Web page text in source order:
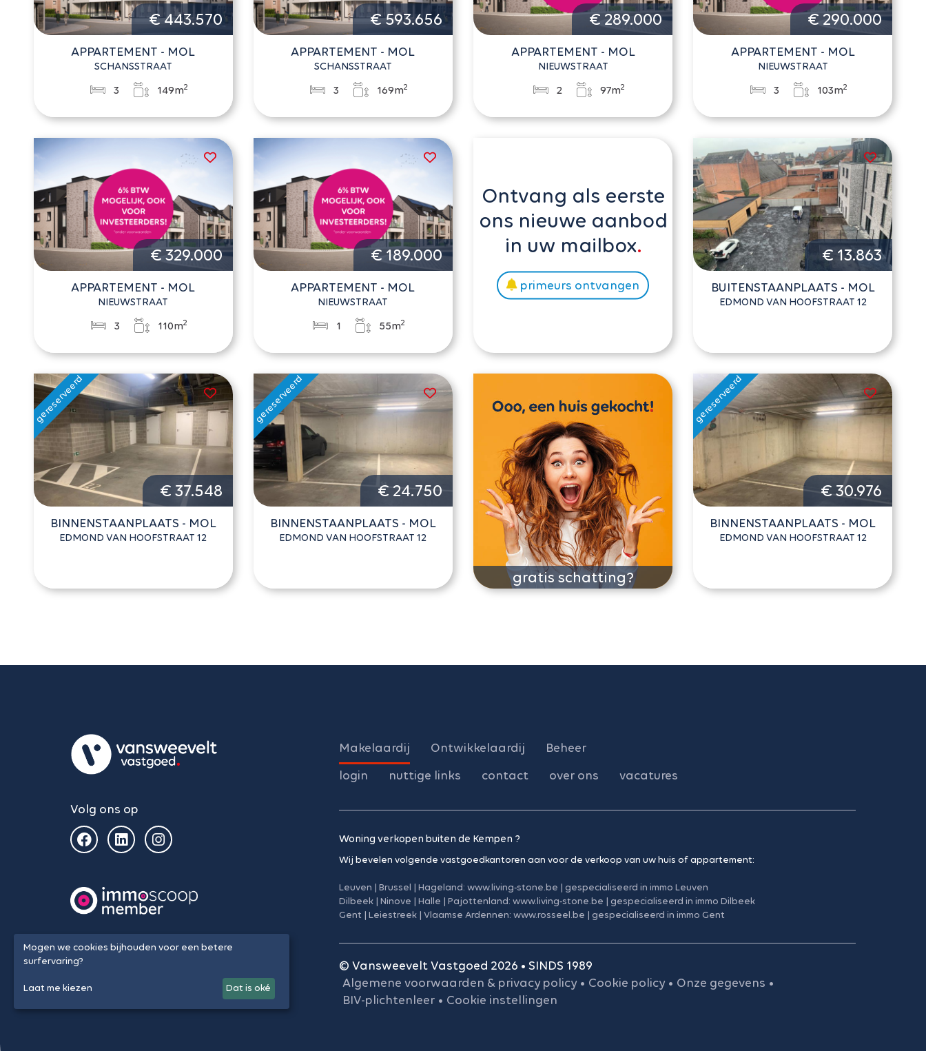
€ 443.570
APPARTEMENT - MOL
SCHANSSTRAAT
3 149m2
€ 593.656
APPARTEMENT - MOL
SCHANSSTRAAT
3 169m2
€ 289.000
APPARTEMENT - MOL
NIEUWSTRAAT
2 97m2
€ 290.000
APPARTEMENT - MOL
NIEUWSTRAAT
3 103m2
€ 329.000
APPARTEMENT - MOL
NIEUWSTRAAT
3 110m2
€ 189.000
APPARTEMENT - MOL
NIEUWSTRAAT
1 55m2
Ontvang als eerste
ons nieuwe aanbod
in uw mailbox
primeurs ontvangen
€ 13.863
BUITENSTAANPLAATS - MOL
EDMOND VAN HOOFSTRAAT 12
€ 37.548
BINNENSTAANPLAATS - MOL
EDMOND VAN HOOFSTRAAT 12
€ 24.750
BINNENSTAANPLAATS - MOL
EDMOND VAN HOOFSTRAAT 12
gratis schatting?
€ 30.976
BINNENSTAANPLAATS - MOL
EDMOND VAN HOOFSTRAAT 12
Volg ons op
Makelaardij Ontwikkelaardij
Beheer
login
nuttige links contact over ons vacatures
Woning verkopen buiten de Kempen ?
Wij bevelen volgende vastgoedkantoren aan voor de verkoop van uw huis of appartement:
Leuven | Brussel | Hageland: www.living-stone.be | gespecialiseerd in immo Leuven
Dilbeek | Ninove | Halle | Pajottenland: www.living-stone.be | gespecialiseerd in immo Dilbeek
Gent | Leiestreek | Vlaamse Ardennen: www.rosseel.be | gespecialiseerd in immo Gent
© Vansweevelt Vastgoed 2026 • SINDS 1989
Algemene voorwaarden & privacy policy • Cookie policy • Onze gegevens •
BIV-plichtenleer • Cookie instellingen
Mogen we cookies bijhouden voor een betere
surfervaring?
Laat me kiezen Dat is oké